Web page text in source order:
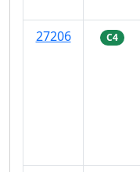
27206
C4